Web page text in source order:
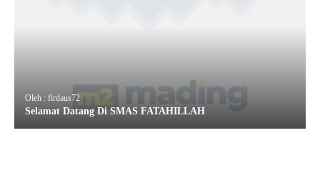
Oleh : firdaus72
Selamat Datang Di SMAS FATAHILLAH